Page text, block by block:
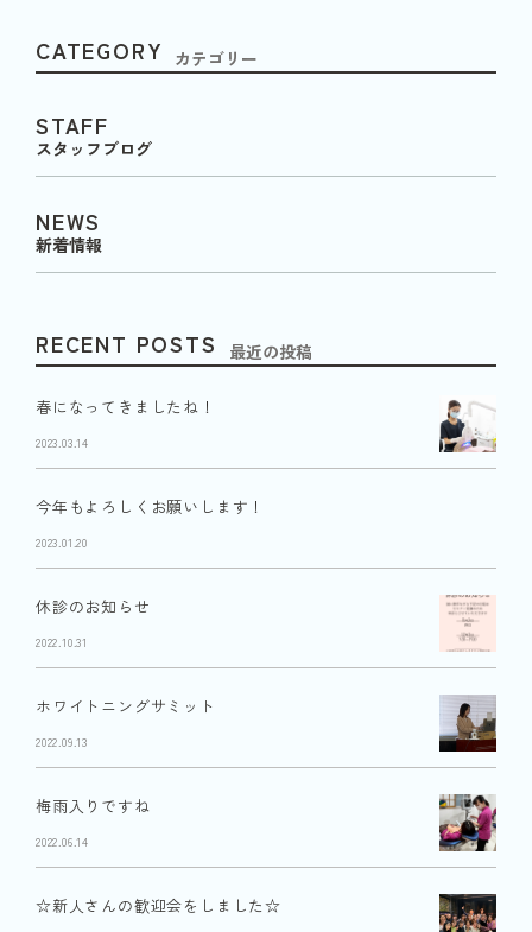
CATEGORY カテゴリー
STAFF
スタッフブログ
NEWS
新着情報
RECENT POSTS 最近の投稿
春になってきましたね！
2023.03.14
今年もよろしくお願いします！
2023.01.20
休診のお知らせ
2022.10.31
ホワイトニングサミット
2022.09.13
梅雨入りですね
2022.06.14
☆新人さんの歓迎会をしました☆